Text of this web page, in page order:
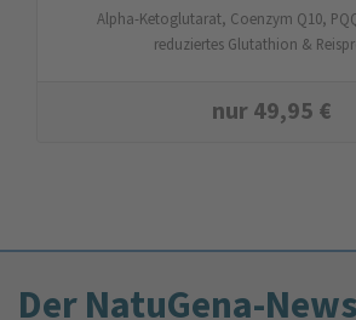
Alpha-Ketoglutarat, Coenzym Q10,
reduziertes Glutathion &
nur49,95 €
Der NatuGena-